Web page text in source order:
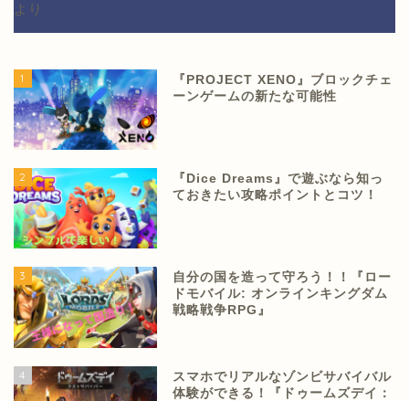
より
1
『PROJECT XENO』ブロックチェ
ーンゲームの新たな可能性
2
『Dice Dreams』で遊ぶなら知っ
ておきたい攻略ポイントとコツ！
3
自分の国を造って守ろう！！『ロー
ドモバイル: オンラインキングダム
戦略戦争RPG』
4
スマホでリアルなゾンビサバイバル
体験ができる！『ドゥームズデイ：